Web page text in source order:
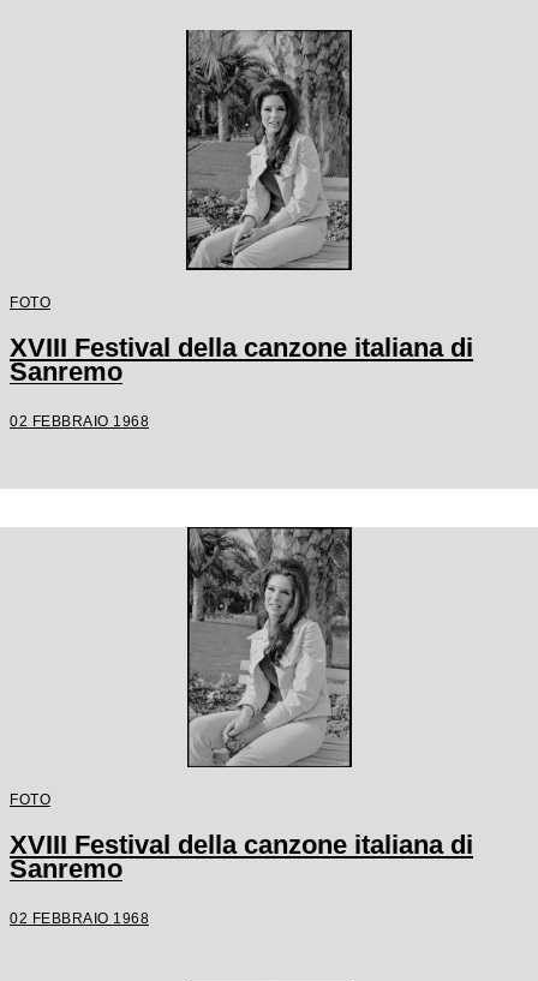
FOTO
XVIII Festival della canzone italiana di
Sanremo
02 FEBBRAIO 1968
FOTO
XVIII Festival della canzone italiana di
Sanremo
02 FEBBRAIO 1968